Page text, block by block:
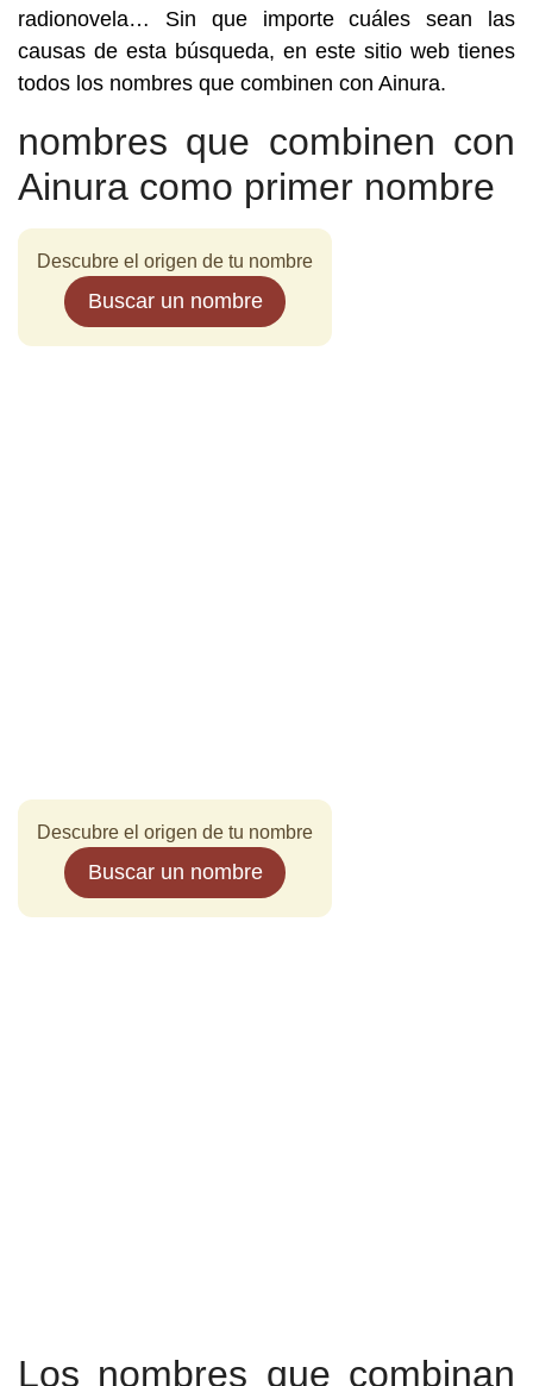
radionovela… Sin que importe cuáles sean las
causas de esta búsqueda, en este sitio web tienes
todos los nombres que combinen con Ainura.
nombres que combinen con
Ainura como primer nombre
Descubre el origen de tu nombre
Buscar un nombre
Descubre el origen de tu nombre
Buscar un nombre
Los nombres que combinan